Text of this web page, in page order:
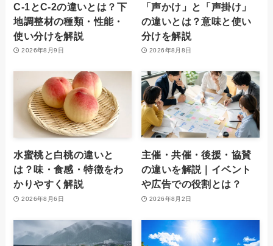
C-1とC-2の違いとは？下
地調整材の種類・性能・
使い分けを解説
2026年8月9日
「声かけ」と「声掛け」
の違いとは？意味と使い
分けを解説
2026年8月8日
水蜜桃と白桃の違いと
は？味・食感・特徴をわ
かりやすく解説
2026年8月6日
主催・共催・後援・協賛
の違いを解説｜イベント
や広告での役割とは？
2026年8月2日